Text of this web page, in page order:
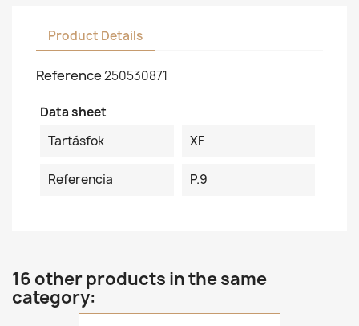
Product Details
Reference250530871
Data sheet
Tartásfok
XF
Referencia P.9
16 other products in the same
category: